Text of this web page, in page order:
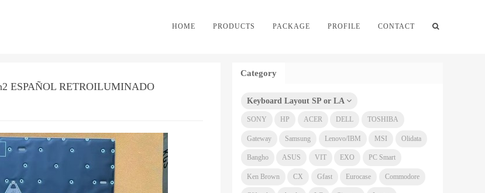
HOME PRODUCTS PACKAGE PROFILE CONTACT
ESPAÑOL RETROILUMINADO
Category
Keyboard Layout SP or LA
SONY HP ACER DELL TOSHIBA
Gateway Samsung Lenovo/IBM MSI Olidata
Bangho ASUS VIT EXO PC Smart
Ken Brown CX Gfast Eurocase Commodore